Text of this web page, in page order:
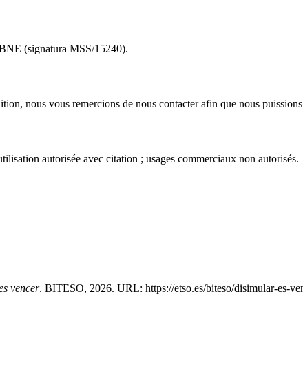
(signatura MSS/15240).
nous vous remercions de nous contacter afin que nous
autorisée avec citation ; usages commerciaux non autorisés.
vencer. BITESO, 2026. URL: https://etso.es/biteso/disimular-es-